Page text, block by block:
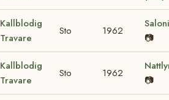
Kallblodig
Travare
Sto 1962
📷
Kallblodig
Travare
Sto 1962
📷